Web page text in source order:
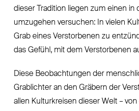
dieser Tradition liegen zum einen
umzugehen versuchen: In vielen
Grab eines Verstorbenen zu
das Gefühl, mit dem Verstorbenen
Diese Beobachtungen der
Grablichter an den Gräbern der
allen Kulturkreisen dieser Welt –